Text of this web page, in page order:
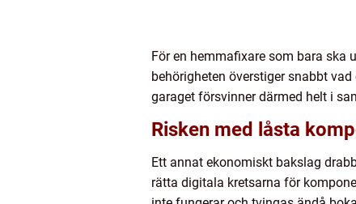
För en hemmafixare som bara
behörigheten överstiger snabbt
garaget försvinner därmed helt i
Risken med låsta
Ett annat ekonomiskt bakslag
rätta digitala kretsarna för